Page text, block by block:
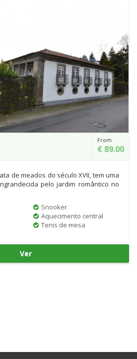
From
€ 89.00
de meados do século XVII, tem uma
pelo jardim romântico no
Snooker
Aquecimento central
Tenis de mesa
Ver